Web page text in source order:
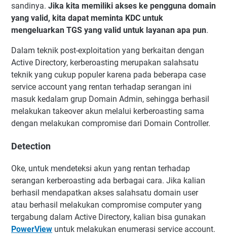
sandinya. Jika kita memiliki akses ke pengguna domain
yang valid, kita dapat meminta KDC untuk
mengeluarkan TGS yang valid untuk layanan apa pun.
Dalam teknik post-exploitation yang berkaitan dengan
Active Directory, kerberoasting merupakan salahsatu
teknik yang cukup populer karena pada beberapa case
service account yang rentan terhadap serangan ini
masuk kedalam grup Domain Admin, sehingga berhasil
melakukan takeover akun melalui kerberoasting sama
dengan melakukan compromise dari Domain Controller.
Detection
Oke, untuk mendeteksi akun yang rentan terhadap
serangan kerberoasting ada berbagai cara. Jika kalian
berhasil mendapatkan akses salahsatu domain user
atau berhasil melakukan compromise computer yang
tergabung dalam Active Directory, kalian bisa gunakan
PowerView untuk melakukan enumerasi service account.